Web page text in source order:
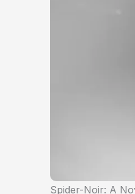
Spider-Noir: A